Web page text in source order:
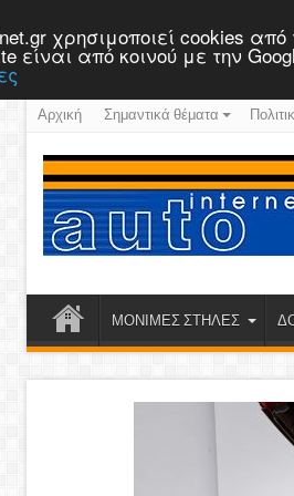
χρησιμοποιεί cookies
είναι από κοινού με την
Αρχική Σημαντικά θέματα
ΜΟΝΙΜΕΣ ΣΤΗΛΕΣ